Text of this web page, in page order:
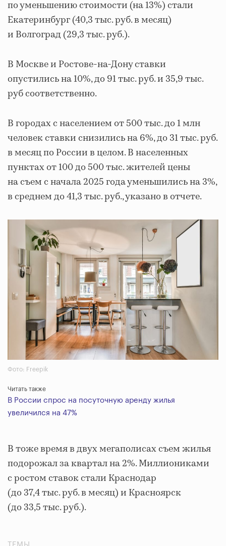
по уменьшению стоимости (на 13%) стали
Екатеринбург (40,3 тыс. руб. в месяц)
и Волгоград (29,3 тыс. руб.).
В Москве и Ростове-на-Дону ставки
опустились на 10%, до 91 тыс. руб. и 35,9 тыс.
руб соответственно.
В городах с населением от 500 тыс. до 1 млн
человек ставки снизились на 6%, до 31 тыс. руб.
в месяц по России в целом. В населенных
пунктах от 100 до 500 тыс. жителей цены
на съем с начала 2025 года уменьшились на 3%,
в среднем до 41,3 тыс. руб., указано в отчете.
Фото: Freepik
Читать также
В России спрос на посуточную аренду жилья
увеличился на 47%
В тоже время в двух мегаполисах съем жилья
подорожал за квартал на 2%. Миллиониками
с ростом ставок стали Краснодар
(до 37,4 тыс. руб. в месяц) и Красноярск
(до 33,5 тыс. руб.).